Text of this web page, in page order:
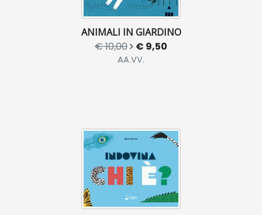
ANIMALI IN GIARDINO
€ 10,00 € 9,50
AA.VV.